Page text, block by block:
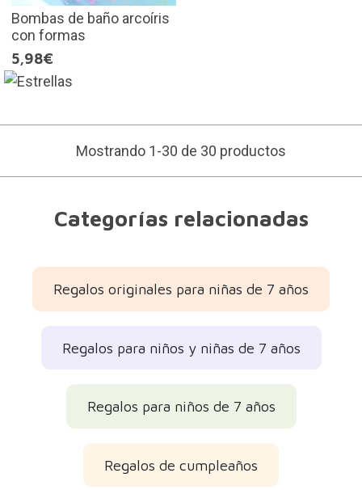
Bombas de baño arcoíris
con formas
5,98€
Mostrando 1-30 de 30 productos
Categorías relacionadas
Regalos originales para niñas de 7 años
Regalos para niños y niñas de 7 años
Regalos para niños de 7 años
Regalos de cumpleaños